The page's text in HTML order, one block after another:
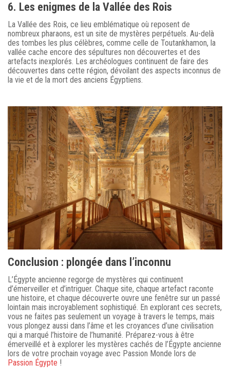
6. Les enigmes de la Vallée des Rois
La Vallée des Rois, ce lieu emblématique où reposent de
nombreux pharaons, est un site de mystères perpétuels. Au-delà
des tombes les plus célèbres, comme celle de Toutankhamon, la
vallée cache encore des sépultures non découvertes et des
artefacts inexplorés. Les archéologues continuent de faire des
découvertes dans cette région, dévoilant des aspects inconnus de
la vie et de la mort des anciens Égyptiens.
Conclusion : plongée dans l’inconnu
L’Égypte ancienne regorge de mystères qui continuent
d’émerveiller et d’intriguer. Chaque site, chaque artefact raconte
une histoire, et chaque découverte ouvre une fenêtre sur un passé
lointain mais incroyablement sophistiqué. En explorant ces secrets,
vous ne faites pas seulement un voyage à travers le temps, mais
vous plongez aussi dans l’âme et les croyances d’une civilisation
qui a marqué l’histoire de l’humanité. Préparez-vous à être
émerveillé et à explorer les mystères cachés de l’Égypte ancienne
lors de votre prochain voyage avec Passion Monde lors de
Passion Égypte !